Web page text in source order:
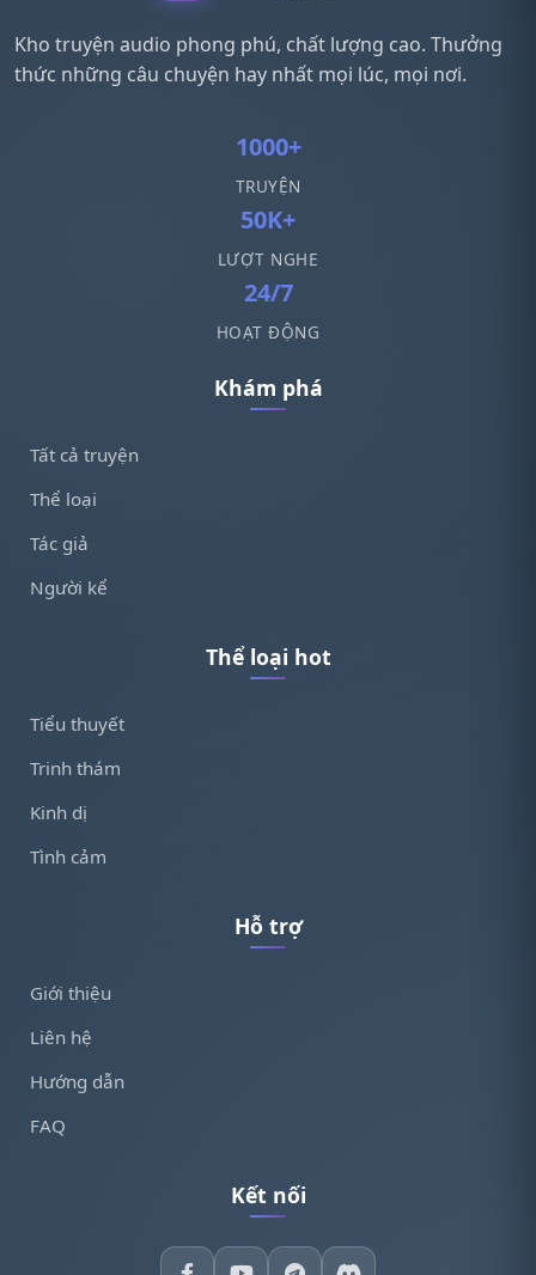
Kho truyện audio phong phú, chất lượng cao. Thưởng
thức những câu chuyện hay nhất mọi lúc, mọi nơi.
1000+
TRUYỆN
50K+
LƯỢT NGHE
24/7
HOẠT ĐỘNG
Khám phá
Tất cả truyện
Thể loại
Tác giả
Người kể
Thể loại hot
Tiểu thuyết
Trinh thám
Kinh dị
Tình cảm
Hỗ trợ
Giới thiệu
Liên hệ
Hướng dẫn
FAQ
Kết nối